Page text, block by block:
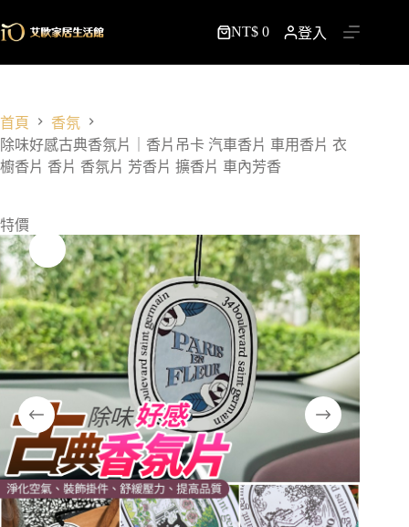
至
容
購
物
NT$ 0 登入
首頁
香氛
除味好感古典香氛片｜香片吊卡 汽車香片 車用香片 衣
櫥香片 香片 香氛片 芳香片 擴香片 車內芳香
特價